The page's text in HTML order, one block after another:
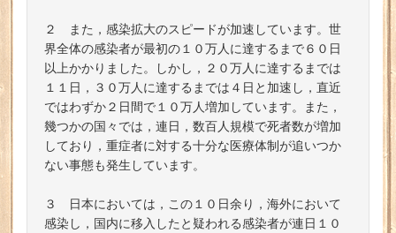
２ また，感染拡大のスピードが加速しています。世
界全体の感染者が最初の１０万人に達するまで６０日
以上かかりました。しかし，２０万人に達するまでは
１１日，３０万人に達するまでは４日と加速し，直近
ではわずか２日間で１０万人増加しています。また，
幾つかの国々では，連日，数百人規模で死者数が増加
しており，重症者に対する十分な医療体制が追いつか
ない事態も発生しています。
３ 日本においては，この１０日余り，海外において
感染し，国内に移入したと疑われる感染者が連日１０